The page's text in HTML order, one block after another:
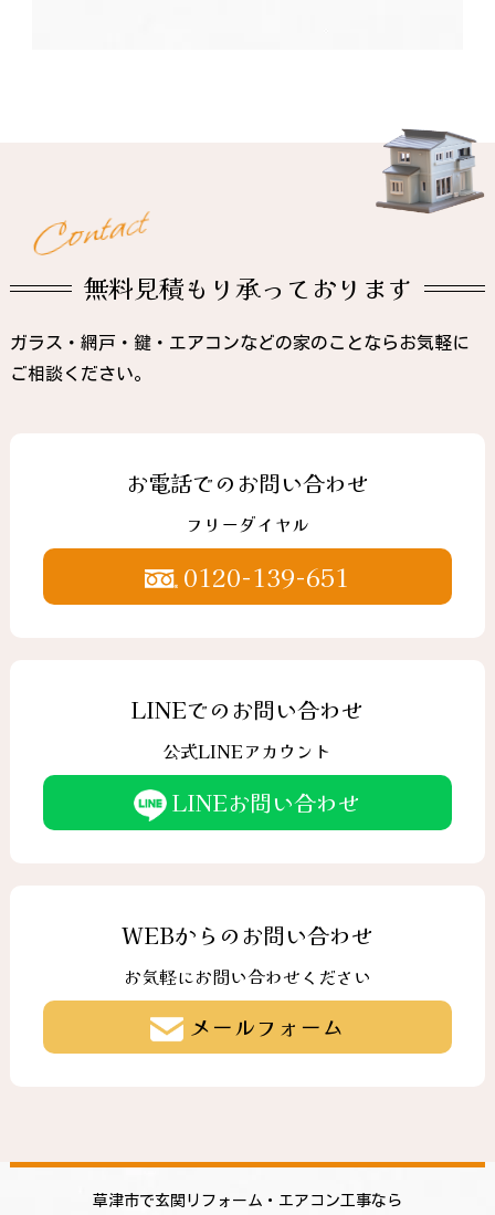
Contact
無料見積もり承っております
ガラス・網戸・鍵・エアコンなどの家のことならお気軽に
ご相談ください。
お電話でのお問い合わせ
フリーダイヤル
0120-139-651
LINEでのお問い合わせ
公式LINEアカウント
LINEお問い合わせ
WEBからのお問い合わせ
お気軽にお問い合わせください
メールフォーム
草津市で玄関リフォーム・エアコン工事なら